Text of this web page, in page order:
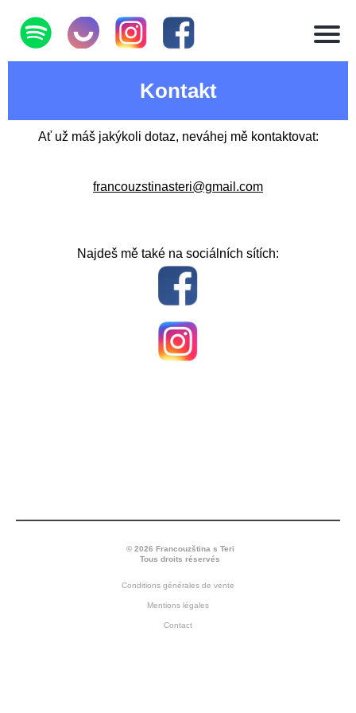
Kontakt
Ať už máš jakýkoli dotaz, neváhej mě kontaktovat:
francouzstinasteri@gmail.com
Najdeš mě také na sociálních sítích:
© 2026 Francouzština s Teri
Tous droits réservés
Conditions générales de vente
Mentions légales
Contact